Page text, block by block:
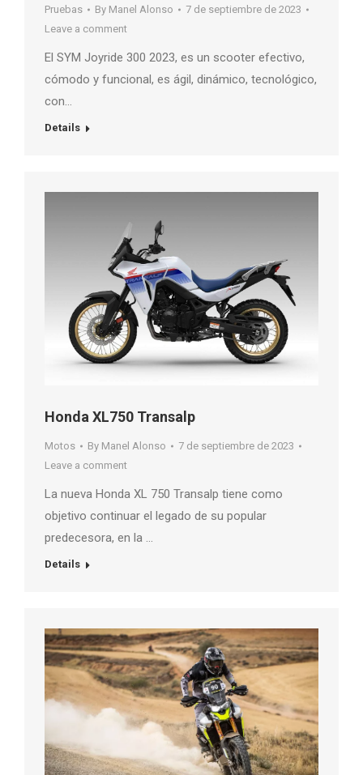
Pruebas By Manel Alonso
7 de septiembre de 2023
Leave a comment
El SYM Joyride 300 2023, es un scooter efectivo,
cómodo y funcional, es ágil, dinámico, tecnológico,
con…
Details
Honda XL750 Transalp
Motos By Manel Alonso
7 de septiembre de 2023
Leave a comment
La nueva Honda XL 750 Transalp tiene como
objetivo continuar el legado de su popular
predecesora, en la …
Details